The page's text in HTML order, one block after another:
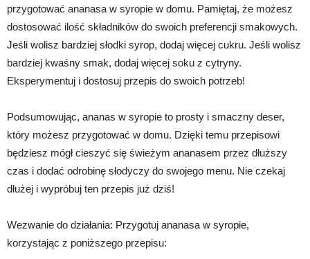
przygotować ananasa w syropie w domu. Pamiętaj, że możesz
dostosować ilość składników do swoich preferencji smakowych.
Jeśli wolisz bardziej słodki syrop, dodaj więcej cukru. Jeśli wolisz
bardziej kwaśny smak, dodaj więcej soku z cytryny.
Eksperymentuj i dostosuj przepis do swoich potrzeb!
Podsumowując, ananas w syropie to prosty i smaczny deser,
który możesz przygotować w domu. Dzięki temu przepisowi
będziesz mógł cieszyć się świeżym ananasem przez dłuższy
czas i dodać odrobinę słodyczy do swojego menu. Nie czekaj
dłużej i wypróbuj ten przepis już dziś!
Wezwanie do działania: Przygotuj ananasa w syropie,
korzystając z poniższego przepisu: